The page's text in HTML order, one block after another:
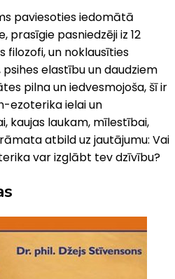
paviesoties iedomātā
prasīgie pasniedzēji iz 12
filozofi, un noklausīties
elastību un daudziem
pilna un iedvesmojoša, šī ir
ezoterika ielai un
kaujas laukam, mīlestībai,
atbild uz jautājumu: Vai
var izglābt tev dzīvību?